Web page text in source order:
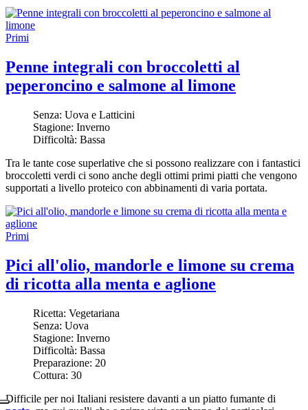
Primi
Penne integrali con broccoletti al
peperoncino e salmone al limone
Senza: Uova e Latticini
Stagione: Inverno
Difficoltà: Bassa
Tra le tante cose superlative che si possono realizzare con i fantastici
broccoletti verdi ci sono anche degli ottimi primi piatti che vengono
supportati a livello proteico con abbinamenti di varia portata.
Primi
Pici all'olio, mandorle e limone su crema
di ricotta alla menta e aglione
Ricetta: Vegetariana
Senza: Uova
Stagione: Inverno
Difficoltà: Bassa
Preparazione: 20
Cottura: 30
Difficile per noi Italiani resistere davanti a un piatto fumante di